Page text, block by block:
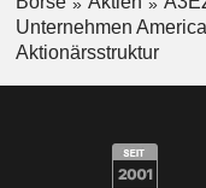
Unternehmen
Aktionärsstruktur